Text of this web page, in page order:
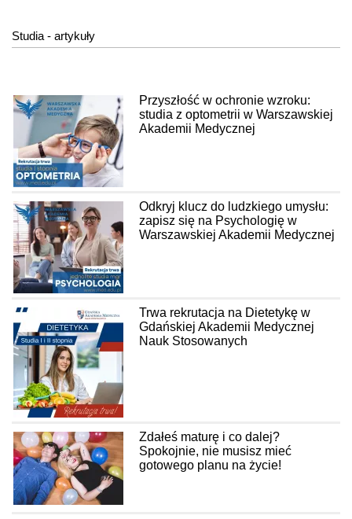
Studia - artykuły
Przyszłość w ochronie wzroku:
studia z optometrii w Warszawskiej
Akademii Medycznej
Odkryj klucz do ludzkiego umysłu:
zapisz się na Psychologię w
Warszawskiej Akademii Medycznej
Trwa rekrutacja na Dietetykę w
Gdańskiej Akademii Medycznej
Nauk Stosowanych
Zdałeś maturę i co dalej?
Spokojnie, nie musisz mieć
gotowego planu na życie!